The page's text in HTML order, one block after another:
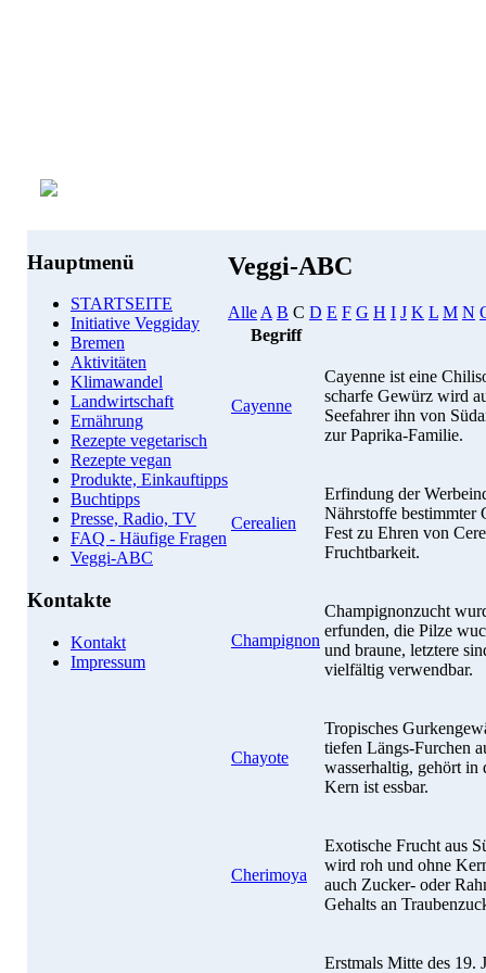
Hauptmenü
STARTSEITE
Initiative Veggiday
Bremen
Aktivitäten
Klimawandel
Landwirtschaft
Ernährung
Rezepte vegetarisch
Rezepte vegan
Produkte, Einkauftipps
Buchtipps
Presse, Radio, TV
FAQ - Häufige Fragen
Veggi-ABC
Kontakte
Kontakt
Impressum
Veggi-ABC
Alle A B C D E F G H I J K L M N
Begriff
Cayenne
Cayenne ist eine
scharfe Gewürz wird
Seefahrer ihn von
zur Paprika-Familie.
Cerealien
Erfindung der
Nährstoffe bestimmter
Fest zu Ehren von
Fruchtbarkeit.
Champignon
Champignonzucht
erfunden, die Pilze
und braune, letztere
vielfältig verwendbar.
Chayote
Tropisches
tiefen Längs-Furchen
wasserhaltig, gehört
Kern ist essbar.
Cherimoya
Exotische Frucht aus
wird roh und ohne
auch Zucker- oder
Gehalts an
Erstmals Mitte des 19.